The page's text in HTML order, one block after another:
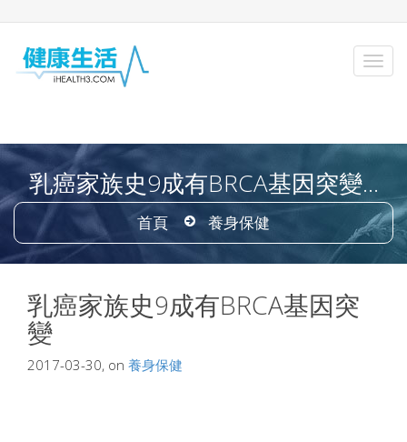
乳癌家族史9成有BRCA基因突變...
首頁 養身保健
乳癌家族史9成有BRCA基因突
變
2017-03-30, on 養身保健